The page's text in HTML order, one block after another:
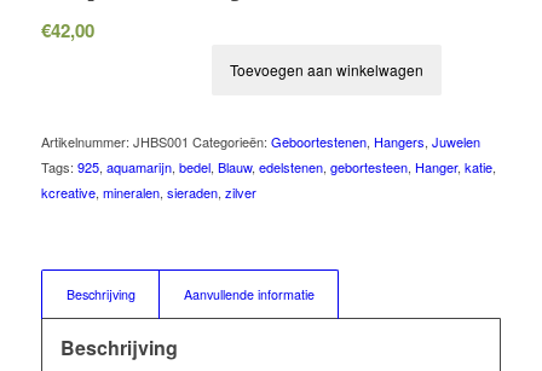
€42,00
Toevoegen aan winkelwagen
Artikelnummer: JHBS001 Categorieën: Geboortestenen, Hangers, Juwelen
Tags: 925, aquamarijn, bedel, Blauw, edelstenen, gebortesteen, Hanger, katie,
kcreative, mineralen, sieraden, zilver
Beschrijving Aanvullende informatie
Beschrijving